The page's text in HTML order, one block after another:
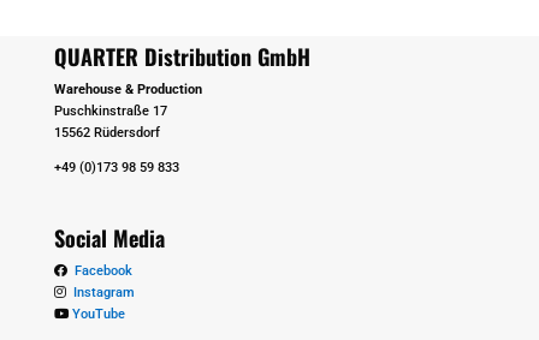
QUARTER Distribution GmbH
Warehouse & Production
Puschkinstraße 17
15562 Rüdersdorf
+49 (0)173 98 59 833
Social Media
Facebook
Instagram
YouTube